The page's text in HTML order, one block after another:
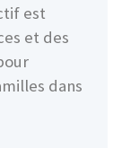
est
et des
dans